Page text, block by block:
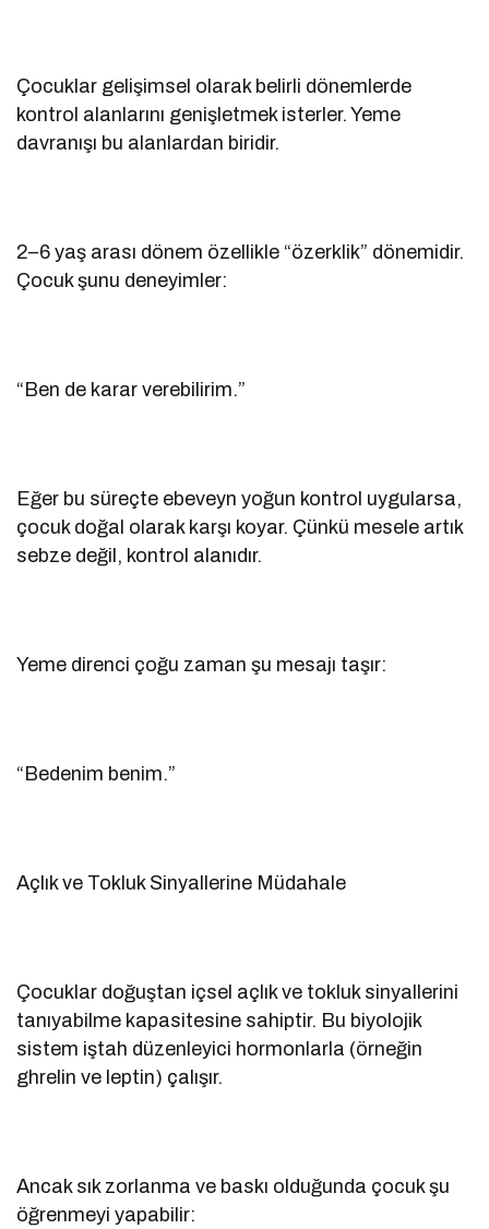
Çocuklar gelişimsel olarak belirli dönemlerde
kontrol alanlarını genişletmek isterler. Yeme
davranışı bu alanlardan biridir.
2–6 yaş arası dönem özellikle “özerklik” dönemidir.
Çocuk şunu deneyimler:
“Ben de karar verebilirim.”
Eğer bu süreçte ebeveyn yoğun kontrol uygularsa,
çocuk doğal olarak karşı koyar. Çünkü mesele artık
sebze değil, kontrol alanıdır.
Yeme direnci çoğu zaman şu mesajı taşır:
“Bedenim benim.”
Açlık ve Tokluk Sinyallerine Müdahale
Çocuklar doğuştan içsel açlık ve tokluk sinyallerini
tanıyabilme kapasitesine sahiptir. Bu biyolojik
sistem iştah düzenleyici hormonlarla (örneğin
ghrelin ve leptin) çalışır.
Ancak sık zorlanma ve baskı olduğunda çocuk şu
öğrenmeyi yapabilir: